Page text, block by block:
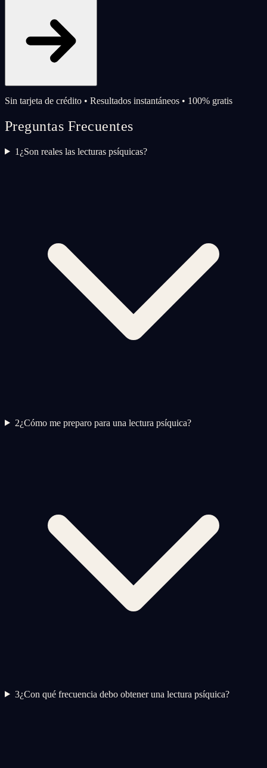
Sin tarjeta de crédito • Resultados instantáneos • 100% gratis
Preguntas Frecuentes
1 ¿Son reales las lecturas psíquicas?
2¿Cómo me preparo para una lectura psíquica?
3¿Con qué frecuencia debo obtener una lectura psíquica?